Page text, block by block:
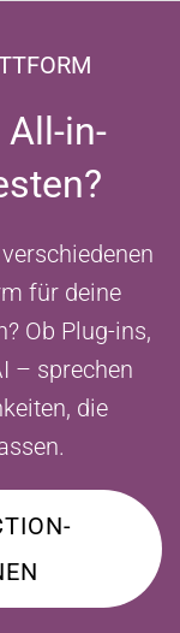
in-
für deine
Ob Plug-ins,
– sprechen
die